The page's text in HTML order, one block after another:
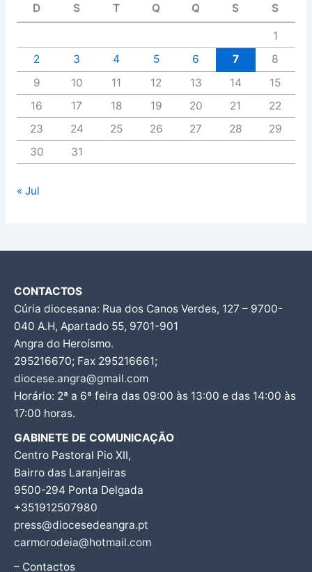
D S T Q Q S S
1
2
3 4 5 6 7
8
9
10 11 12 13 14
15
16
17 18 19 20 21
22
23
24 25 26 27 28
29
30
31
« Jul
CONTACTOS
Cúria diocesana: Rua dos Canos Verdes, 127 – 9700-
040 A.H, Apartado 55, 9701-901
Angra do Heroísmo.
295216670; Fax 295216661;
diocese.angra@gmail.com
Horário: 2ª a 6ª feira das 09:00 às 13:00 e das 14:00 às
17:00 horas.
GABINETE DE COMUNICAÇÃO
Centro Pastoral Pio XII,
Bairro das Laranjeiras
9500-294 Ponta Delgada
+351912507980
press@diocesedeangra.pt
carmorodeia@hotmail.com
– Contactos